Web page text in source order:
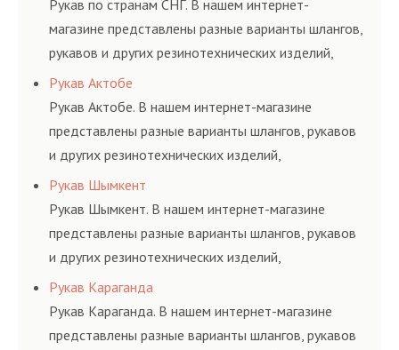
Рукав по странам СНГ. В нашем интернет-
магазине представлены разные варианты шлангов,
рукавов и других резинотехнических изделий,
соответствующих ГОСТам, техническим условиям
и нормативам.
Рукав Актобе
Рукав Актобе. В нашем интернет-магазине
представлены разные варианты шлангов, рукавов
и других резинотехнических изделий,
соответствующих ГОСТам, техническим условиям
и нормативам.
Рукав Шымкент
Рукав Шымкент. В нашем интернет-магазине
представлены разные варианты шлангов, рукавов
и других резинотехнических изделий,
соответствующих ГОСТам, техническим условиям
и нормативам.
Рукав Караганда
Рукав Караганда. В нашем интернет-магазине
представлены разные варианты шлангов, рукавов